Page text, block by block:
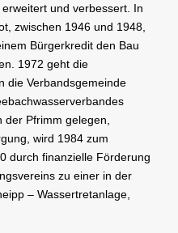
und verbessert. In
zwischen 1946 und 1948,
Bürgerkredit den Bau
1972 geht die
die Verbandsgemeinde
Pfrimm gelegen,
wird 1984 zum
durch finanzielle Förderung
zu einer in der
– Wassertretanlage,